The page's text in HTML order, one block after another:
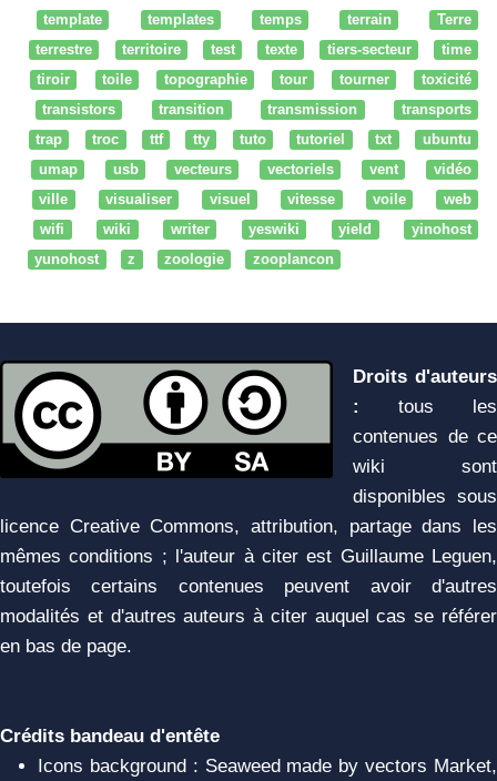
template
templates temps terrain
Terre
terrestre
territoire test texte tiers-secteur
time
tiroir
toile topographie tour tourner
toxicité
transistors
transition transmission
transports
trap
troc ttf tty tuto tutoriel txt
ubuntu
umap
usb vecteurs vectoriels vent
vidéo
ville
visualiser visuel vitesse voile
web
wifi
wiki writer yeswiki yield
yinohost
yunohost
z zoologie zooplancon
Droits d'auteurs
:
tous les
contenues de ce
wiki sont
disponibles sous
licence Creative Commons, attribution, partage dans les
mêmes conditions ; l'auteur à citer est Guillaume Leguen,
toutefois certains contenues peuvent avoir d'autres
modalités et d'autres auteurs à citer auquel cas se référer
en bas de page.
Crédits bandeau d'entête
Icons background : Seaweed made by vectors Market,